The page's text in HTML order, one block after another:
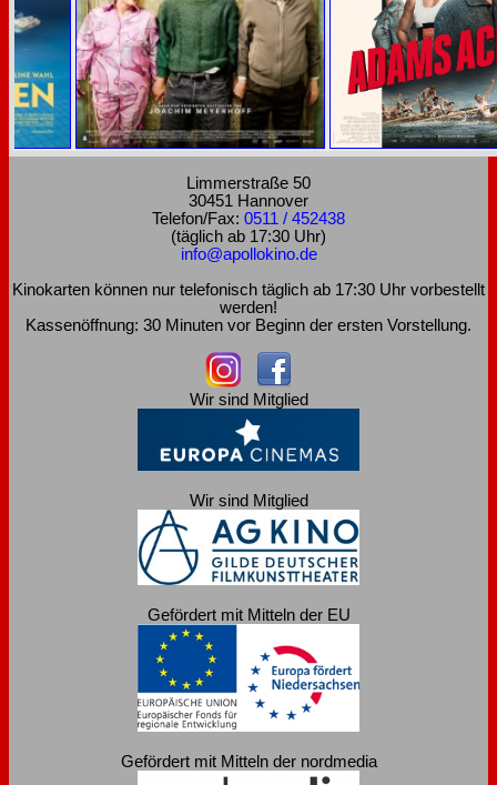
Limmerstraße 50
30451 Hannover
Telefon/Fax: 0511 / 452438
(täglich ab 17:30 Uhr)
info@apollokino.de
Kinokarten können nur telefonisch täglich ab 17:30 Uhr vorbestellt
werden!
Kassenöffnung: 30 Minuten vor Beginn der ersten Vorstellung.
Wir sind Mitglied
Wir sind Mitglied
Gefördert mit Mitteln der EU
Gefördert mit Mitteln der nordmedia